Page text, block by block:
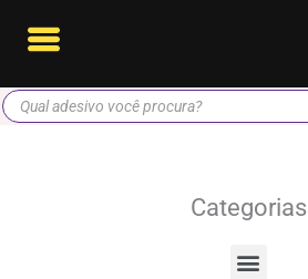
para
conteúdo
Pesquisar
produtos
Categorias
Menu